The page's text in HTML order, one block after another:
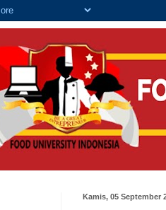
Kamis, 05 September